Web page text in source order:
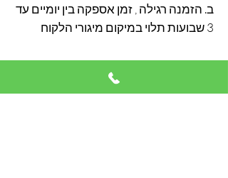
ב. הזמנה רגילה , זמן אספקה בין יומיים עד
3 שבועות תלוי במיקום מיגורי הלקוח